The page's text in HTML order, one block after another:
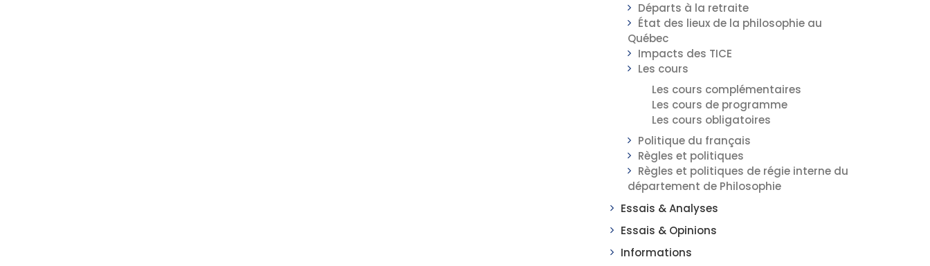
Départs à la retraite
État des lieux de la philosophie au
Québec
Impacts des TICE
Les cours
Les cours complémentaires
Les cours de programme
Les cours obligatoires
Politique du français
Règles et politiques
Règles et politiques de régie interne du
département de Philosophie
Essais & Analyses
Essais & Opinions
Informations